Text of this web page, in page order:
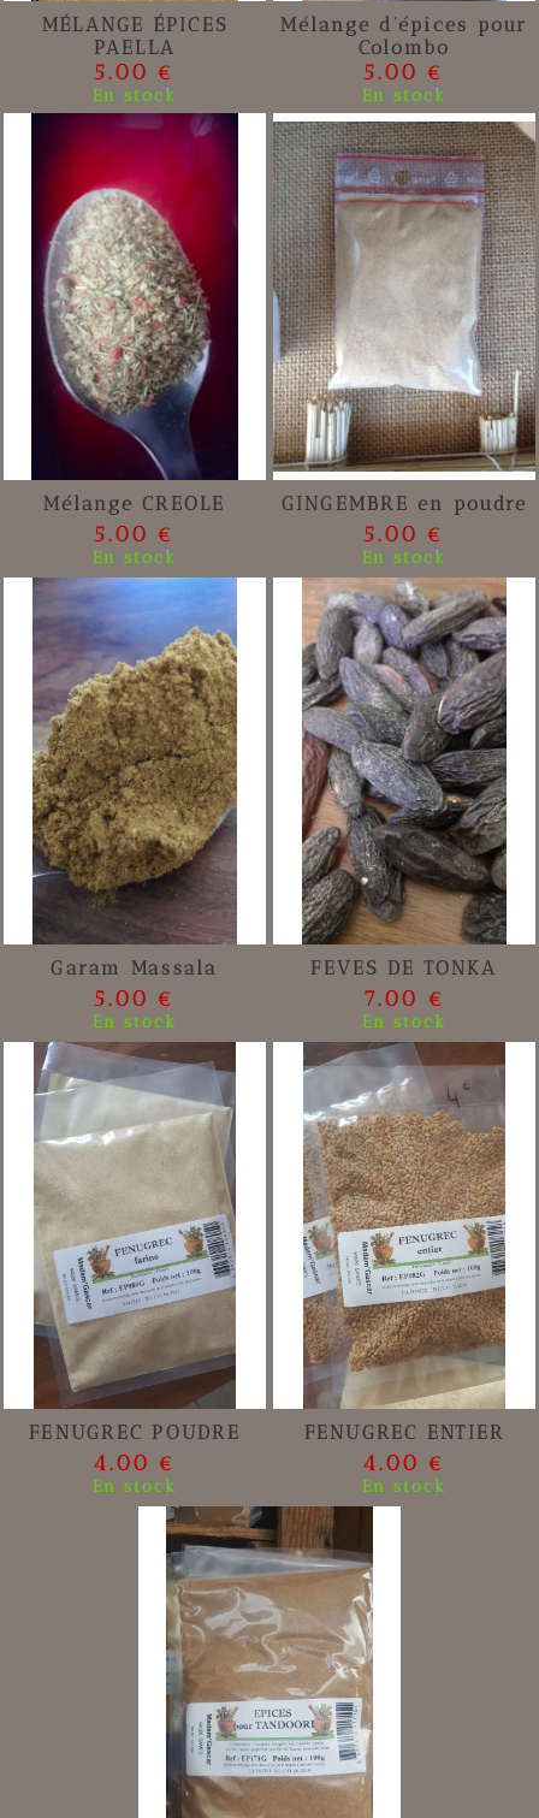
MÉLANGE ÉPICES
PAELLA
5.00 €
En stock
Mélange d'épices pour
Colombo
5.00 €
En stock
Mélange CREOLE
5.00 €
En stock
GINGEMBRE en poudre
5.00 €
En stock
Garam Massala
5.00 €
En stock
FEVES DE TONKA
7.00 €
En stock
FENUGREC POUDRE
4.00 €
En stock
FENUGREC ENTIER
4.00 €
En stock